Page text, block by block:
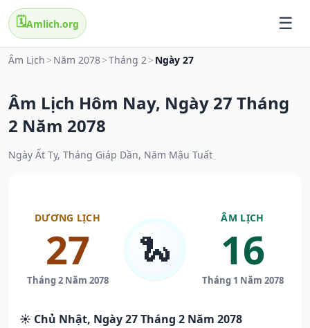
🗓️Amlich.org
Âm Lịch > Năm 2078>Tháng 2> Ngày 27
Âm Lịch Hôm Nay, Ngày 27 Tháng
2 Năm 2078
Ngày Ất Tỵ, Tháng Giáp Dần, Năm Mậu Tuất
DƯƠNG LỊCH
27
Tháng 2 Năm 2078
🐍
ÂM LỊCH
16
Tháng 1 Năm 2078
☀️ Chủ Nhật, Ngày 27 Tháng 2 Năm 2078